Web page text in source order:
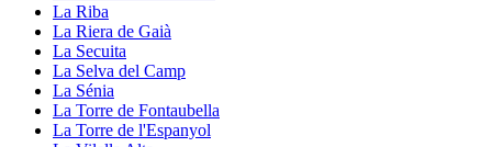
La Riba
La Riera de Gaià
La Secuita
La Selva del Camp
La Sénia
La Torre de Fontaubella
La Torre de l'Espanyol